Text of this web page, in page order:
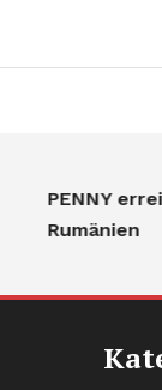
PENNY
Rumänien